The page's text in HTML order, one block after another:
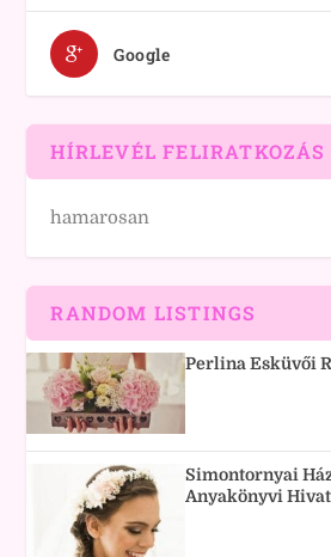
Google
HÍRLEVÉL FELIRATKOZÁS
hamarosan
RANDOM LISTINGS
Perlina Esküvői
Simontornyai
Anyakönyvi